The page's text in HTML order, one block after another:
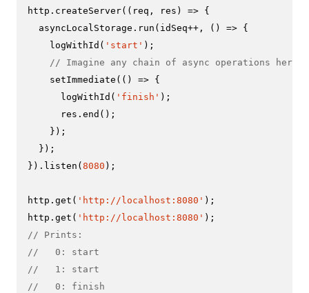
http. createServer( ( req, res ) => {
  asyncLocalStorage.
run (idSeq++, () => {
logWithId ( 'start' );
// Imagine any chain of async operations here
setImmediate ( () => {
logWithId ( 'finish' );
      res.
end ();
    });
  });
}). listen ( 8080 );
http. get ( 'http://localhost:8080' );
http. get ( 'http://localhost:8080'
// Prints:
//   0: start
//   1: start
//   0: finish